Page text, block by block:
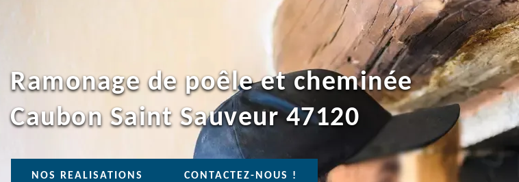
Ramonage de poêle et cheminée
Caubon Saint Sauveur 47120
NOS REALISATIONS CONTACTEZ-NOUS !